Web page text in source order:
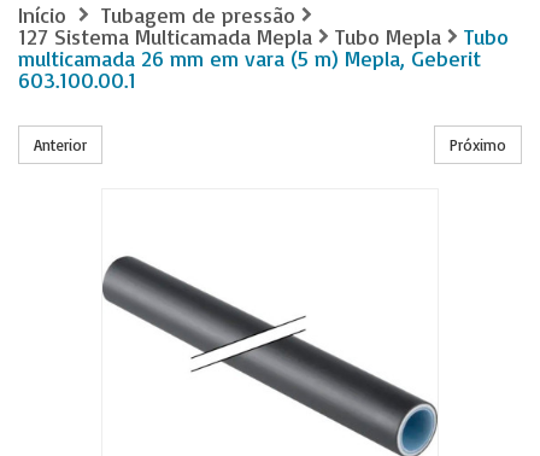
Início
Tubagem de pressão
127 Sistema Multicamada Mepla
Tubo Mepla
Tubo
multicamada 26 mm em vara (5 m) Mepla, Geberit
603.100.00.1
Anterior Próximo